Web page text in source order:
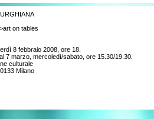
on tables
8 febbraio 2008, ore 18.
7 marzo, mercoledì/sabato, ore 15.30/19.30.
culturale
Milano